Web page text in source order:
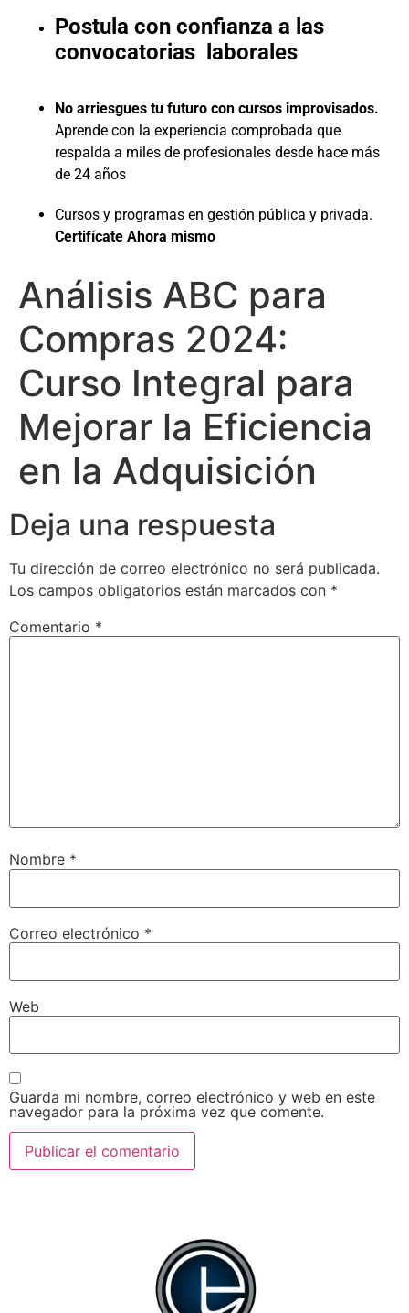
Postula con confianza a las
convocatorias laborales
No arriesgues tu futuro con cursos improvisados.
Aprende con la experiencia comprobada que
respalda a miles de profesionales desde hace más
de 24 años
Cursos y programas en gestión pública y privada.
Certifícate Ahora mismo
Análisis ABC para
Compras 2024:
Curso Integral para
Mejorar la Eficiencia
en la Adquisición
Deja una respuesta
Tu dirección de correo electrónico no será publicada.
Los campos obligatorios están marcados con *
Comentario *
Nombre *
Correo electrónico *
Web
Guarda mi nombre, correo electrónico y web en este
navegador para la próxima vez que comente.